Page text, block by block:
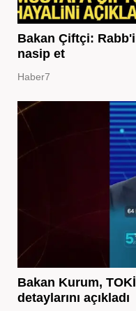
Bakan Çiftçi:
nasip et
Haber7
Bakan Kurum, TOKİ
detaylarını açıkladı